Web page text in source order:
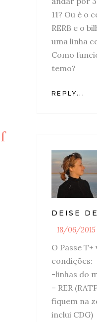
11? Ou é o
RERB e o
uma linha
Como
temo?
REPLY...
DEISE
18/06/2015
O Passe
condições:
-linhas do
– RER
fiquem na
inclui CDG)